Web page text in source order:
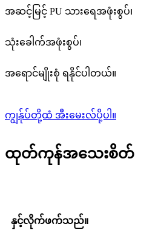
အဆင့်မြင့် PU သားရေအဖုံးစွပ်၊
သုံးခေါက်အဖုံးစွပ်၊
အရောင်မျိုးစုံ ရနိုင်ပါတယ်။
ကျွန်ုပ်တို့ထံ အီးမေးလ်ပို့ပါ။
ထုတ်ကုန်အသေးစိတ်
နှင့်လိုက်ဖက်သည်။